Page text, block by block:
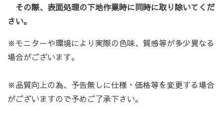
その際、表面処理の下地作業時に同時に取り除いてくだ
さい。
※モニターや環境により実際の色味、質感等が多少異なる
場合がございます。
※品質向上の為、予告無しに仕様・価格等を変更する場合
がございますので予めご了承下さい。